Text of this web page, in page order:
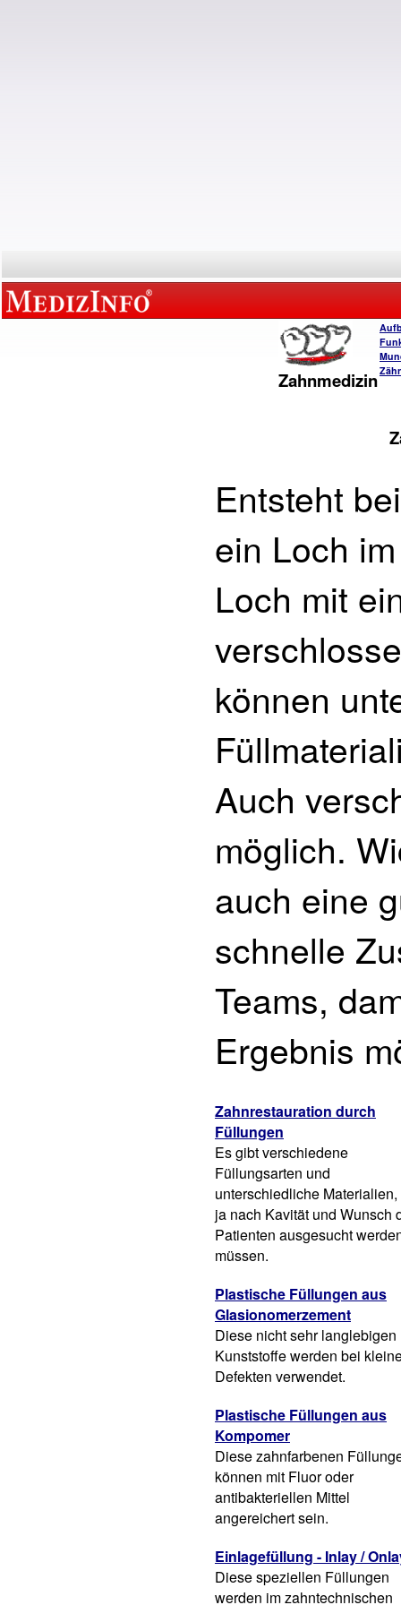
Zahnmedizin
Entsteht
ein Loch
Loch mit
können
Auch
möglich.
auch eine
schnelle
Teams,
Ergebnis
Zahnrestauration durch
Füllungen
Es gibt verschiedene
Füllungsarten und
unterschiedliche
ja nach Kavität und Wunsch
Patienten ausgesucht
müssen.
Plastische Füllungen aus
Glasionomerzement
Diese nicht sehr langlebigen
Kunststoffe werden bei
Defekten verwendet.
Plastische Füllungen aus
Kompomer
Diese zahnfarbenen
können mit Fluor oder
antibakteriellen Mittel
angereichert sein.
Einlagefüllung - Inlay /
Diese speziellen Füllungen
werden im zahntechnischen